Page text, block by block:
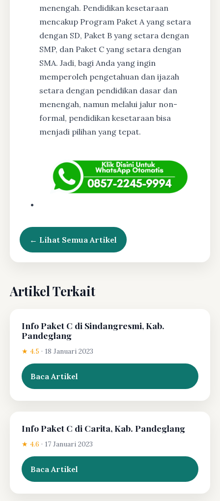
menengah. Pendidikan kesetaraan
mencakup Program Paket A yang setara
dengan SD, Paket B yang setara dengan
SMP, dan Paket C yang setara dengan
SMA. Jadi, bagi Anda yang ingin
memperoleh pengetahuan dan ijazah
setara dengan pendidikan dasar dan
menengah, namun melalui jalur non-
formal, pendidikan kesetaraan bisa
menjadi pilihan yang tepat.
← Lihat Semua Artikel
Artikel Terkait
Info Paket C di Sindangresmi, Kab.
Pandeglang
★ 4.5 · 18 Januari 2023
Baca Artikel
Info Paket C di Carita, Kab. Pandeglang
★ 4.6 · 17 Januari 2023
Baca Artikel